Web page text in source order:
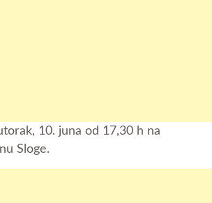
10. juna od 17,30 h na
Sloge.